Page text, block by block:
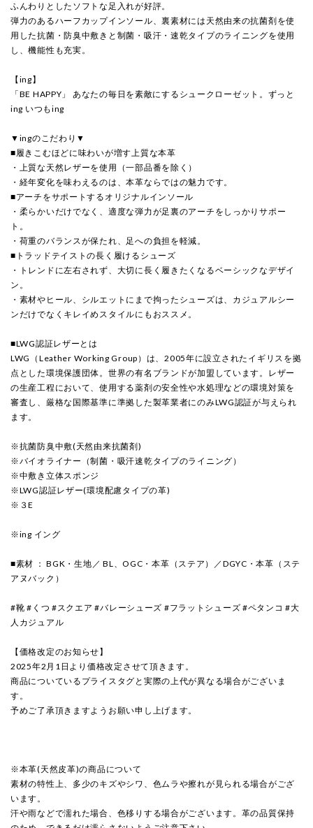
ふんわりとしたソフトな足入れが好評。
弾力のあるハーフカップインソール、裏素材には天然由来の抗菌剤を使
用した抗菌・防臭中敷きと制菌・吸汗・速乾タイプのライニングを使用
し、機能性も充実。
【ing】
「BE HAPPY」 あなたの毎日を素敵にするシュークローゼット。ずっと
ing いつもing
▼ingのこだわり▼
■履きこむほどに味わいが増す上質な本革
・上質な天然レザーを使用（一部品番を除く）
・経年変化を味わえるのは、本革ならではの魅力です。
■アーチをサポートするオリジナルインソール
・柔らかいだけでなく、適度な弾力が足裏のアーチをしっかりサポー
ト。
・荷重のバランスが保たれ、足への負担を軽減。
■トラッドテイストの長く履けるシューズ
・トレンドに左右されず、大切に長く履きたくなるベーシックなデザイ
ン。
・素材やヒール、シルエットにまで拘ったシューズは、カジュアルシー
ンだけでなくキレイめスタイルにもおススメ。
■LWG認証レザーとは
LWG（Leather Working Group）は、2005年に設立されたイギリスを拠
点とした環境保護団体。世界の有名ブランドが加盟しています。レザー
の生産工程において、使用する薬剤の安全性や水処理などの環境対策を
審査し、厳格な国際基準に準拠した製革業者にのみLWG認証が与えられ
ます。
※抗菌防臭中敷(天然由来抗菌剤)
※バイオライナー（制菌・吸汗速乾タイプのライニング）
※中敷き立体スポンジ
※LWG認証レザー(環境配慮タイプの革)
※３E
※ing イング
■素材 ： BGK・生地／ BL、OGC・本革（ステア）／DGYC・本革（ステ
アヌバック）
#靴 #くつ #スクエア #バレーシューズ #フラットシューズ #ペタンコ #大
人カジュアル
【価格改定のお知らせ】
2025年2月1日より価格改定させて頂きます。
商品についているプライスタグと実際の上代が異なる場合がございま
す。
予めご了承頂きますようお願い申し上げます。
※本革(天然皮革)の商品について
素材の特性上、多少のキズやシワ、色ムラや擦れが見られる場合がござ
います。
汗や雨などで濡れた場合、色移りする場合がございます。革の品質保持